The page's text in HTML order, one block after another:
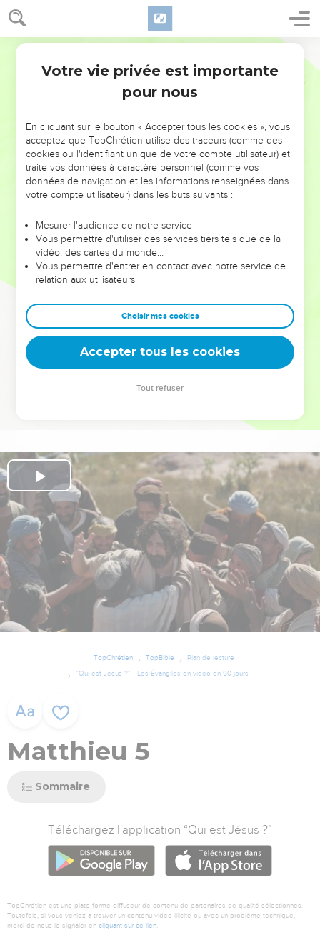
NE MANQUEZ PAS L’ÉVÉNEMENT
DE L’ANNÉE !
ET SI LEURS ERREURS POUVAIENT VOUS ÉVITER LES
VOTRES ?
leur foi ou leur vision. Mais on voit moins les doutes, les erreurs
et les saisons difficiles qu'ils ont traversés, alors même que ce
sont elles qui les ont façonnés.
Dans cette conférence, leaders, entrepreneurs, et responsables
clés pour avancer avec plus de sagesse afin que leurs erreurs
deviennent vos tremplins. Que vous guidiez un ministère, une
équipe, un groupe ou une famille, leur expérience est faite
TopChrétien TopBible
Plan de lecture
”Qui est Jésus ?” - Les Évangiles en vidéo en 90 jours
Matthieu 5
Sommaire
Play
Video
Téléchargez l'application “Qui est Jésus ?”
GOOGLE PLAY
TopChrétien est une plate-forme diffuseur de contenu de partenaires de qualité sélectionnés.
Toutefois, si vous veniez à trouver un contenu vidéo illicite ou avec un problème technique,
merci de nous le signaler en cliquant sur ce lien
Votre vie privée est importante
pour nous
En cliquant sur le bouton « Accepter tous les cookies », vous
acceptez que TopChrétien utilise des traceurs (comme des
cookies ou l'identifiant unique de votre compte utilisateur) et
traite vos données à caractère personnel (comme vos
données de navigation et les informations renseignées dans
votre compte utilisateur) dans les buts suivants :
Mesurer l'audience de notre service
Vous permettre d'utiliser des services tiers tels que de la
vidéo, des cartes du monde…
Vous permettre d'entrer en contact avec notre service de
relation aux utilisateurs.
Choisir mes cookies
Accepter tous les cookies
Tout refuser